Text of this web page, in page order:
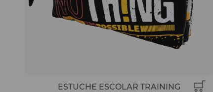
ESTUCHE ESCOLAR TRAINING